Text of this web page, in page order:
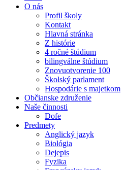
O nás
Profil školy
Kontakt
Hlavná stránka
Z histórie
4 ročné štúdium
bilingválne štúdium
Znovuotvorenie 100
Školský parlament
Hospodárie s majetkom
Občianske združenie
Naše činnosti
Dofe
Predmety
Anglický jazyk
Biológia
Dejepis
Fyzika